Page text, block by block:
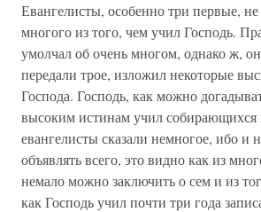
Евангелисты, особенно три первые,
многого из того, чем учил Господь.
умолчал об очень многом, однако ж,
передали трое, изложил некоторые
Господа. Господь, как можно
высоким истинам учил собирающихся
евангелисты сказали немногое, ибо и
объявлять всего, это видно как из
немало можно заключить о сем и из
как Господь учил почти три года